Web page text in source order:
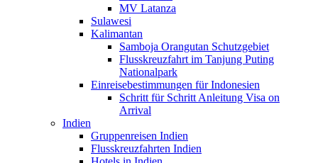
MV Latanza
Sulawesi
Kalimantan
Samboja Orangutan Schutzgebiet
Flusskreuzfahrt im Tanjung Puting
Nationalpark
Einreisebestimmungen für Indonesien
Schritt für Schritt Anleitung Visa on
Arrival
Indien
Gruppenreisen Indien
Flusskreuzfahrten Indien